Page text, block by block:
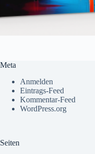
Meta
Anmelden
Eintrags-Feed
Kommentar-Feed
WordPress.org
Seiten